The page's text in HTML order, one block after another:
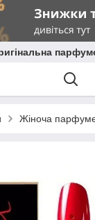
Жіноча